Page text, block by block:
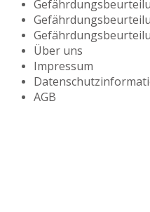
Über uns
Impressum
AGB